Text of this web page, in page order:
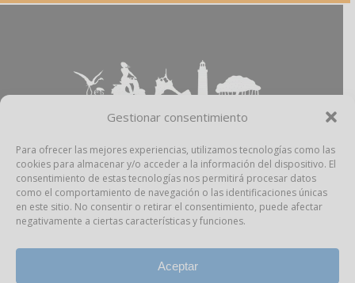
Gestionar consentimiento
Para ofrecer las mejores experiencias, utilizamos tecnologías como las
cookies para almacenar y/o acceder a la información del dispositivo. El
consentimiento de estas tecnologías nos permitirá procesar datos
como el comportamiento de navegación o las identificaciones únicas
en este sitio. No consentir o retirar el consentimiento, puede afectar
negativamente a ciertas características y funciones.
Aceptar
Aviso Legal – Política Privacidad–Política
Cookies –Propiedad Intelectual